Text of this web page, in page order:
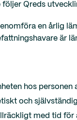
Qreds
en årlig
är
hos
och
med tid för